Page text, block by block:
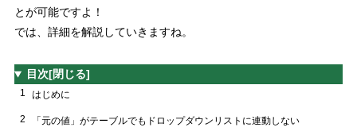
とが可能ですよ！
では、詳細を解説していきますね。
目次[閉じる]
1 はじめに
2 「元の値」がテーブルでもドロップダウンリストに連動しない